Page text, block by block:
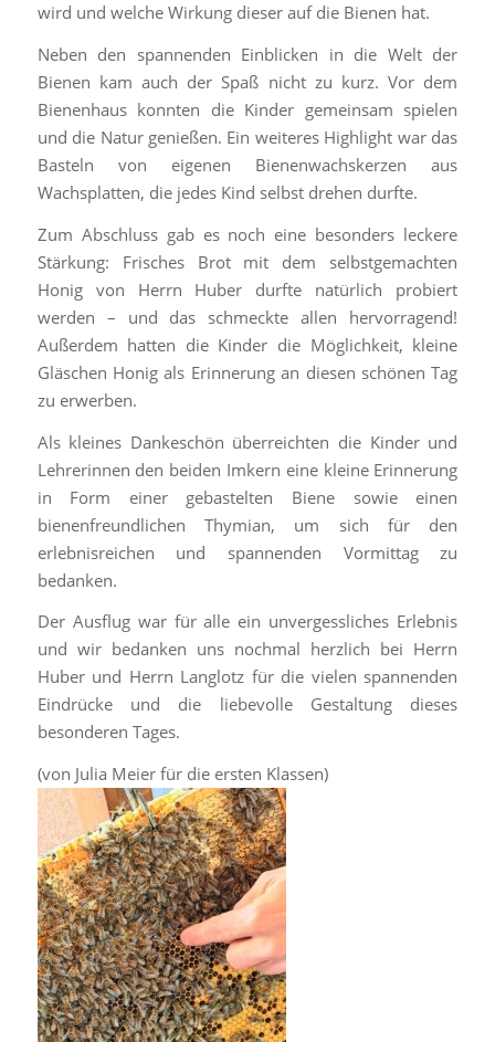
wird und welche Wirkung dieser auf die Bienen hat.
Neben den spannenden Einblicken in die Welt der
Bienen kam auch der Spaß nicht zu kurz. Vor dem
Bienenhaus konnten die Kinder gemeinsam spielen
und die Natur genießen. Ein weiteres Highlight war das
Basteln von eigenen Bienenwachskerzen aus
Wachsplatten, die jedes Kind selbst drehen durfte.
Zum Abschluss gab es noch eine besonders leckere
Stärkung: Frisches Brot mit dem selbstgemachten
Honig von Herrn Huber durfte natürlich probiert
werden – und das schmeckte allen hervorragend!
Außerdem hatten die Kinder die Möglichkeit, kleine
Gläschen Honig als Erinnerung an diesen schönen Tag
zu erwerben.
Als kleines Dankeschön überreichten die Kinder und
Lehrerinnen den beiden Imkern eine kleine Erinnerung
in Form einer gebastelten Biene sowie einen
bienenfreundlichen Thymian, um sich für den
erlebnisreichen und spannenden Vormittag zu
bedanken.
Der Ausflug war für alle ein unvergessliches Erlebnis
und wir bedanken uns nochmal herzlich bei Herrn
Huber und Herrn Langlotz für die vielen spannenden
Eindrücke und die liebevolle Gestaltung dieses
besonderen Tages.
(von Julia Meier für die ersten Klassen)